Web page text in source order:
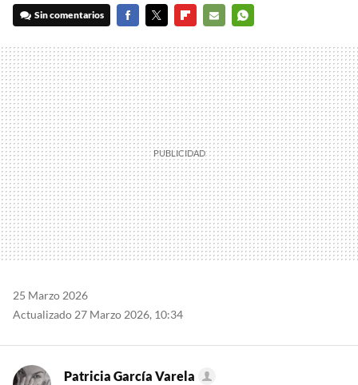
Sin comentarios
MAIL
25 Marzo 2026
Actualizado 27 Marzo 2026, 10:34
Patricia García Varela